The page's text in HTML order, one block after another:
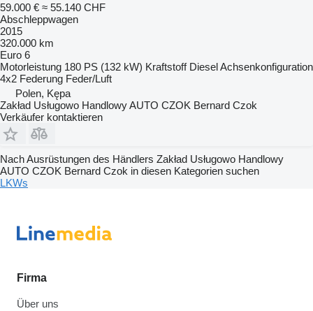
59.000 € ≈ 55.140 CHF
Abschleppwagen
2015
320.000 km
Euro 6
Motorleistung 180 PS (132 kW) Kraftstoff DieselAchsenkonfiguration
4x2 Federung Feder/Luft
Polen, Kępa
Zakład Usługowo Handlowy AUTO CZOK Bernard Czok
Verkäufer kontaktieren
Nach Ausrüstungen des Händlers Zakład Usługowo Handlowy
AUTO CZOK Bernard Czok in diesen Kategorien suchen
LKWs
Firma
Über uns